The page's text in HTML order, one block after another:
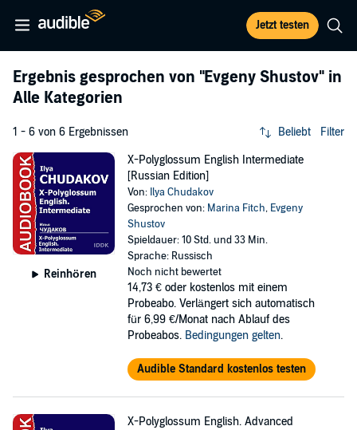
Jetzt testen
Ergebnis gesprochen von "Evgeny Shustov" in
Alle Kategorien
1 - 6 von 6 Ergebnissen Beliebt Filter
Reinhören
X-Polyglossum English Intermediate
[Russian Edition]
Von: Ilya Chudakov
Gesprochen von: Marina Fitch, Evgeny
Shustov
Spieldauer: 10 Std. und 33 Min.
Sprache: Russisch
Noch nicht bewertet
14,73 € oder kostenlos mit einem
Probeabo. Verlängert sich automatisch
für 6,99 €/Monat nach Ablauf des
Probeabos. Bedingungen gelten.
Audible Standard kostenlos testen
X-Polyglossum English. Advanced